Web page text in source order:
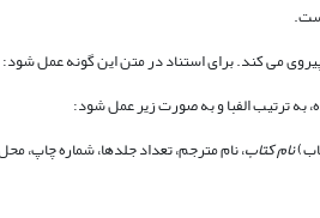
به ترتیب الفبا و به صورت زیر عمل شود:
نام کتاب، نام مترجم، تعداد جلدها، شماره چاپ،